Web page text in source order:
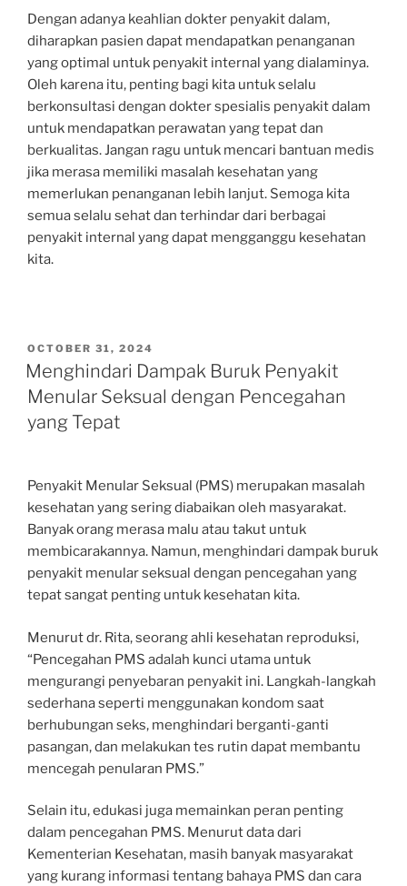
Dengan adanya keahlian dokter penyakit dalam,
diharapkan pasien dapat mendapatkan penanganan
yang optimal untuk penyakit internal yang dialaminya.
Oleh karena itu, penting bagi kita untuk selalu
berkonsultasi dengan dokter spesialis penyakit dalam
untuk mendapatkan perawatan yang tepat dan
berkualitas. Jangan ragu untuk mencari bantuan medis
jika merasa memiliki masalah kesehatan yang
memerlukan penanganan lebih lanjut. Semoga kita
semua selalu sehat dan terhindar dari berbagai
penyakit internal yang dapat mengganggu kesehatan
kita.
POSTED
ON
OCTOBER 31, 2024
Menghindari Dampak Buruk Penyakit
Menular Seksual dengan Pencegahan
yang Tepat
Penyakit Menular Seksual (PMS) merupakan masalah
kesehatan yang sering diabaikan oleh masyarakat.
Banyak orang merasa malu atau takut untuk
membicarakannya. Namun, menghindari dampak buruk
penyakit menular seksual dengan pencegahan yang
tepat sangat penting untuk kesehatan kita.
Menurut dr. Rita, seorang ahli kesehatan reproduksi,
“Pencegahan PMS adalah kunci utama untuk
mengurangi penyebaran penyakit ini. Langkah-langkah
sederhana seperti menggunakan kondom saat
berhubungan seks, menghindari berganti-ganti
pasangan, dan melakukan tes rutin dapat membantu
mencegah penularan PMS.”
Selain itu, edukasi juga memainkan peran penting
dalam pencegahan PMS. Menurut data dari
Kementerian Kesehatan, masih banyak masyarakat
yang kurang informasi tentang bahaya PMS dan cara